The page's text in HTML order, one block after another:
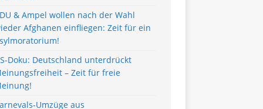
& Ampel wollen nach der Wahl
Afghanen einfliegen: Zeit für ein
Doku: Deutschland unterdrückt
– Zeit für freie
Umzüge aus